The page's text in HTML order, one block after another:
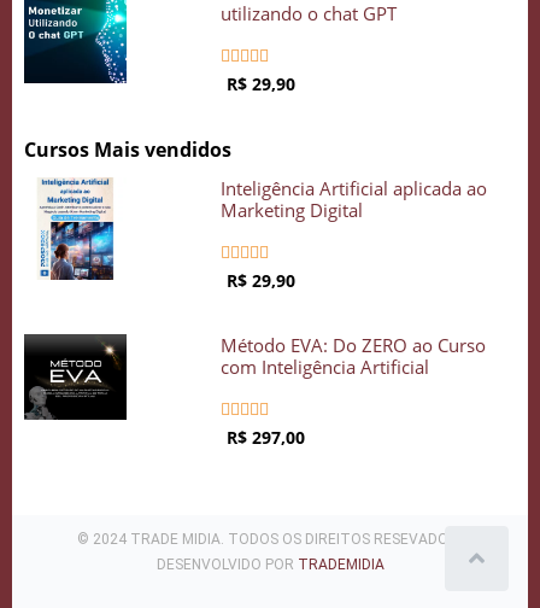
utilizando o chat GPT
    
R$ 29,90
Cursos Mais vendidos
Inteligência Artificial aplicada ao
Marketing Digital
    
R$ 29,90
Método EVA: Do ZERO ao Curso
com Inteligência Artificial
    
R$ 297,00
© 2024 TRADE MIDIA. TODOS OS DIREITOS RESEVADOS .
DESENVOLVIDO POR TRADEMIDIA